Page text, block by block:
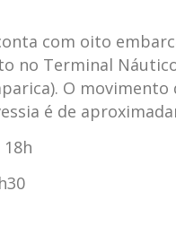
com oito
no Terminal
O
é de